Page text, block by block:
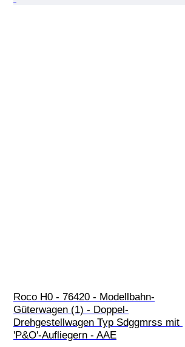
Roco H0 - 76420 - Modellbahn-
Güterwagen (1) - Doppel-
Drehgestellwagen Typ Sdggmrss mit
'P&O'-Aufliegern - AAE